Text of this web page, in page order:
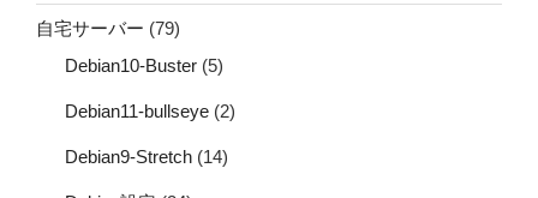
自宅サーバー (79)
Debian10-Buster (5)
Debian11-bullseye (2)
Debian9-Stretch (14)